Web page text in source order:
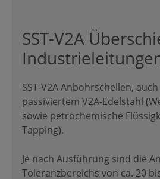
SST-V2A
SST-V2A Anbohrschellen,
passiviertem V2A-Edelstahl
sowie petrochemische
Tapping).
Je nach Ausführung sind die
Toleranzbereichs von ca. 20